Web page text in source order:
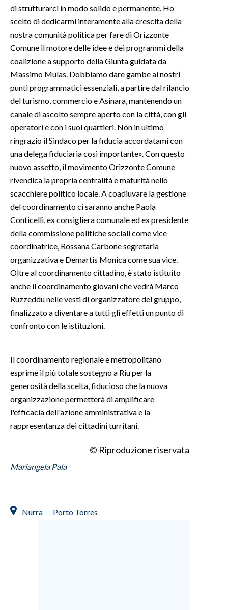
PUBBLICITÀ
SPIAGGE
STORE
di strutturarci in modo solido e permanente. Ho
scelto di dedicarmi interamente alla crescita della
nostra comunità politica per fare di Orizzonte
Comune il motore delle idee e dei programmi della
coalizione a supporto della Giunta guidata da
Massimo Mulas. Dobbiamo dare gambe ai nostri
punti programmatici essenziali, a partire dal rilancio
del turismo, commercio e Asinara, mantenendo un
canale di ascolto sempre aperto con la città, con gli
operatori e con i suoi quartieri. Non in ultimo
ringrazio il Sindaco per la fiducia accordatami con
una delega fiduciaria così importante». Con questo
nuovo assetto, il movimento Orizzonte Comune
rivendica la propria centralità e maturità nello
scacchiere politico locale. A coadiuvare la gestione
del coordinamento ci saranno anche Paola
Conticelli, ex consigliera comunale ed ex presidente
della commissione politiche sociali come vice
coordinatrice, Rossana Carbone segretaria
organizzativa e Demartis Monica come sua vice.
Oltre al coordinamento cittadino, è stato istituito
anche il coordinamento giovani che vedrà Marco
Ruzzeddu nelle vesti di organizzatore del gruppo,
finalizzato a diventare a tutti gli effetti un punto di
confronto con le istituzioni.
Il coordinamento regionale e metropolitano
esprime il più totale sostegno a Riu per la
generosità della scelta, fiducioso che la nuova
organizzazione permetterà di amplificare
l'efficacia dell'azione amministrativa e la
rappresentanza dei cittadini turritani.
© Riproduzione riservata
Mariangela Pala
Nurra Porto Torres